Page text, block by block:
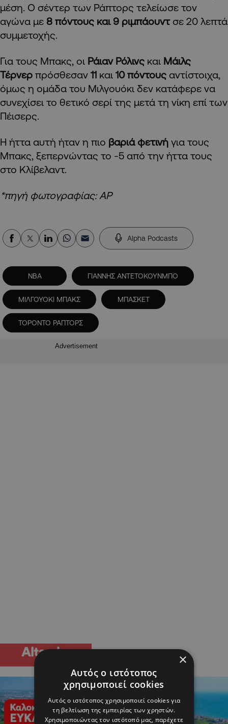
μέση. Ο σέντερ των Ράπτορς τελείωσε τον
αγώνα με 8 πόντους και 9 ριμπάουντσε 20 λεπτά
συμμετοχής.
Για τους Μπακς, οι Ράιαν Ρόλινς και Μάιλς
Τέρνερ πρόσθεσαν 11 και 10 πόντους αντίστοιχα,
όμως η ομάδα του Μιλγουόκι δεν κατάφερε να
συνεχίσει το θετικό σερί της μετά τη νίκη επί των
Πέισερς.
Η ήττα αυτή ήταν η πιο βαριά φετινή για τους
Μπακς, ξεπερνώντας το -5 από την ήττα τους
στο Κλίβελαντ.
*πηγή φωτογραφίας: AP
Alpha Podcasts
NBA ΓΙΑΝΝΗΣ ΑΝΤΕΤΟΚΟΥΝΜΠΟ
ΜΙΛΓΟΥΟΚΙ ΜΠΑΚΣ ΜΠΑΣΚΕΤ
ΤΟΡΟΝΤΟ ΡΑΠΤΟΡΣ
Advertisement
×
Αυτός ο ιστότοπος
χρησιμοποιεί cookies
Αυτός ο ιστότοπος χρησιμοποιεί cookies για
τη βελτίωση της εμπειρίας των χρηστών.
Χρησιμοποιώντας τον ιστότοπό μας, παρέχετε